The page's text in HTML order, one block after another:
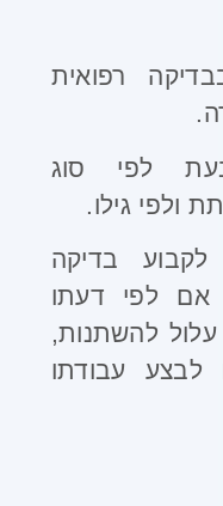
רפואית
לפי סוג
ולפי גילו.
בדיקה
אם לפי דעתו
להשתנות,
לבצע עבודתו